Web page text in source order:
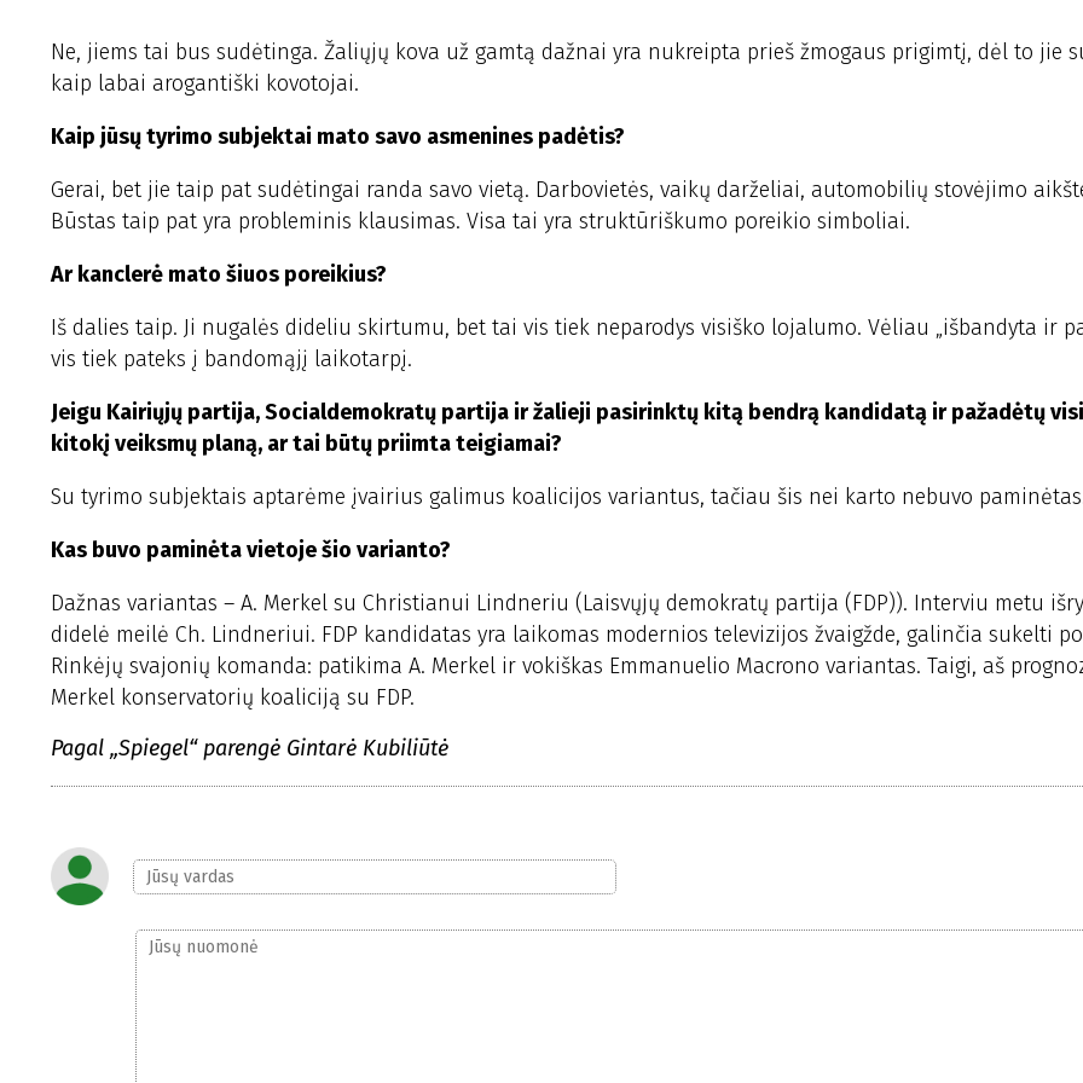
Ne, jiems tai bus sudėtinga. Žaliųjų kova už gamtą dažnai yra nukreipta prieš žmogaus prigimtį, dėl to jie
kaip labai arogantiški kovotojai.
Kaip jūsų tyrimo subjektai mato savo asmenines padėtis?
Gerai, bet jie taip pat sudėtingai randa savo vietą. Darbovietės, vaikų darželiai, automobilių stovėjimo
Būstas taip pat yra probleminis klausimas. Visa tai yra struktūriškumo poreikio simboliai.
Ar kanclerė mato šiuos poreikius?
Iš dalies taip. Ji nugalės dideliu skirtumu, bet tai vis tiek neparodys visiško lojalumo. Vėliau „išbandyta ir
vis tiek pateks į bandomąjį laikotarpį.
Jeigu Kairiųjų partija, Socialdemokratų partija ir žalieji pasirinktų kitą bendrą kandidatą ir pažadėtų
kitokį veiksmų planą, ar tai būtų priimta teigiamai?
Su tyrimo subjektais aptarėme įvairius galimus koalicijos variantus, tačiau šis nei karto nebuvo
Kas buvo paminėta vietoje šio varianto?
Dažnas variantas – A. Merkel su Christianui Lindneriu (Laisvųjų demokratų partija (FDP)). Interviu metu
didelė meilė Ch. Lindneriui. FDP kandidatas yra laikomas modernios televizijos žvaigžde, galinčia sukelti
Rinkėjų svajonių komanda: patikima A. Merkel ir vokiškas Emmanuelio Macrono variantas. Taigi, aš
Merkel konservatorių koaliciją su FDP.
Pagal „Spiegel“ parengė Gintarė Kubiliūtė